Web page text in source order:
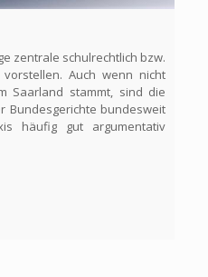
zentrale schulrechtlich bzw.
vorstellen. Auch wenn nicht
Saarland stammt, sind die
Bundesgerichte bundesweit
häufig gut argumentativ